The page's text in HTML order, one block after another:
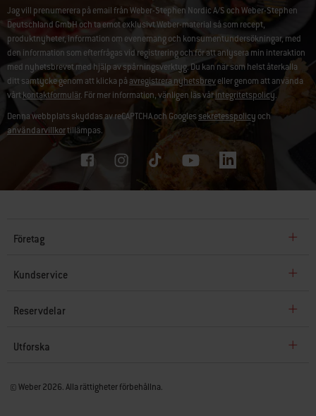
Jag vill prenumerera på email från Weber-Stephen Nordic A/S och Weber-Stephen
Deutschland GmbH och ta emot exklusivt Weber-material så som recept,
produktnyheter, information om evenemang och konsumentundersökningar, med
den information som efterfrågas vid registrering och för att anlysera min interaktion
med nyhetsbrevet med hjälp av spårningsverktyg. Du kan när som helst återkalla
ditt samtycke genom att klicka på avregistrera nyhetsbreveller genom att använda
vårt kontaktformulär. För mer information, vänligen läs vårintegritetspolicy.
Denna webbplats skyddas av reCAPTCHA och Googlessekretesspolicy och
användarvillkortillämpas.
Företag
Kundservice
Reservdelar
Utforska
© Weber 2026. Alla rättigheter förbehållna.